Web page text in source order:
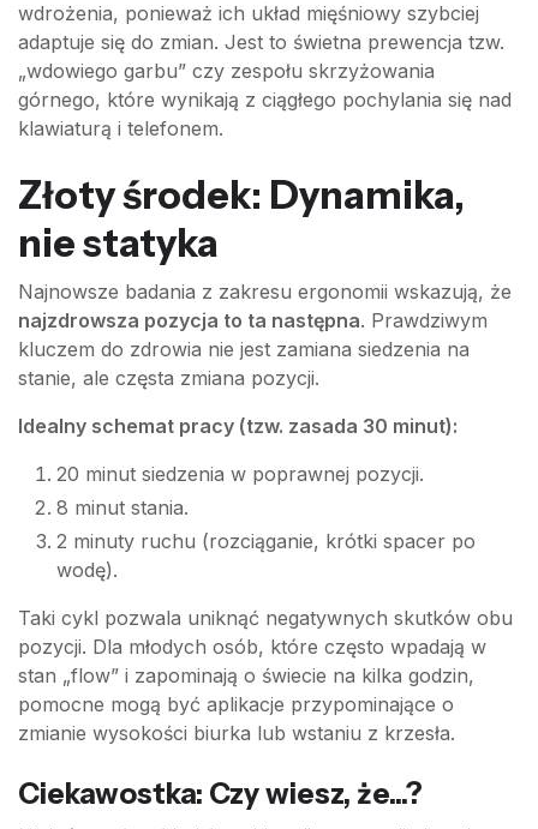
wdrożenia, ponieważ ich układ mięśniowy szybciej
adaptuje się do zmian. Jest to świetna prewencja tzw.
„wdowiego garbu” czy zespołu skrzyżowania
górnego, które wynikają z ciągłego pochylania się nad
klawiaturą i telefonem.
Złoty środek: Dynamika,
nie statyka
Najnowsze badania z zakresu ergonomii wskazują, że
najzdrowsza pozycja to ta następna. Prawdziwym
kluczem do zdrowia nie jest zamiana siedzenia na
stanie, ale częsta zmiana pozycji.
Idealny schemat pracy (tzw. zasada 30 minut):
20 minut siedzenia w poprawnej pozycji.
8 minut stania.
2 minuty ruchu (rozciąganie, krótki spacer po
wodę).
Taki cykl pozwala uniknąć negatywnych skutków obu
pozycji. Dla młodych osób, które często wpadają w
stan „flow” i zapominają o świecie na kilka godzin,
pomocne mogą być aplikacje przypominające o
zmianie wysokości biurka lub wstaniu z krzesła.
Ciekawostka: Czy wiesz, że...?